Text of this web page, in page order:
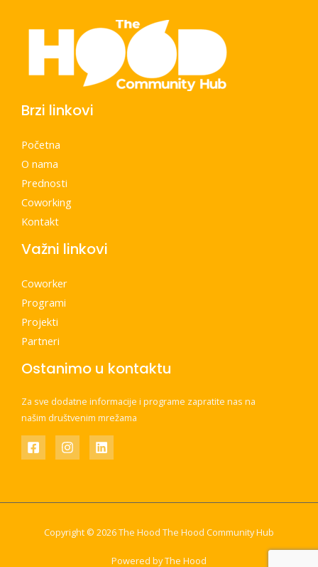
Brzi linkovi
Početna
O nama
Prednosti
Coworking
Kontakt
Važni linkovi
Coworker
Programi
Projekti
Partneri
Ostanimo u kontaktu
Za sve dodatne informacije i programe zapratite nas na
našim društvenim mrežama
Copyright © 2026 The Hood The Hood Community Hub
Powered by The Hood